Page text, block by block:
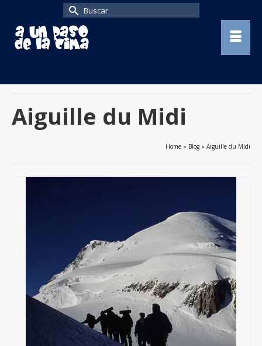
Buscar
por:
Aiguille du Midi
Home » Blog » Aiguille du Midi